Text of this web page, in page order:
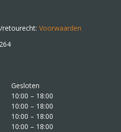
retourecht: Voorwaarden
Gesloten
10:00 – 18:00
10:00 – 18:00
10:00 – 18:00
10:00 – 18:00